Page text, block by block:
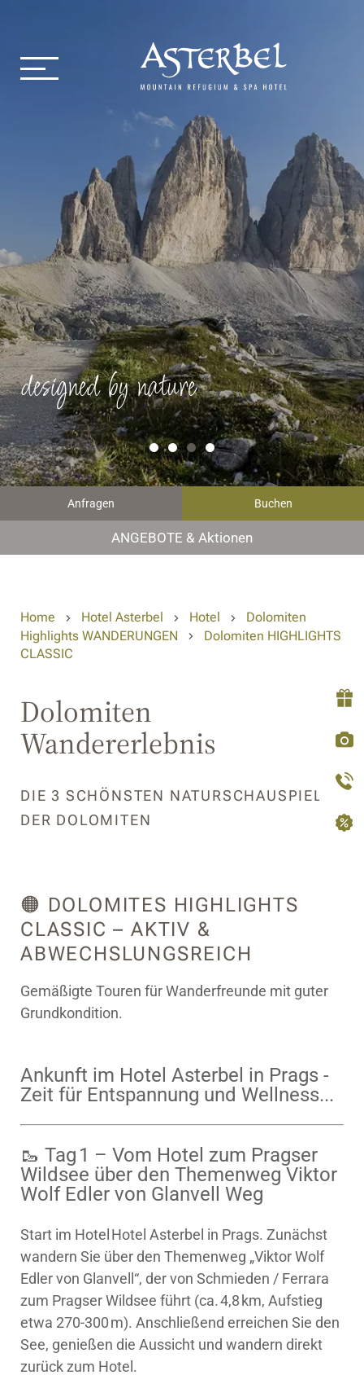
designed by nature
Anfragen Buchen
ANGEBOTE & Aktionen
Home Hotel Asterbel Hotel
Dolomiten
Highlights WANDERUNGEN
Dolomiten HIGHLIGHTS
CLASSIC
Dolomiten
Wandererlebnis
DIE 3 SCHÖNSTEN NATURSCHAUSPIELE
DER DOLOMITEN
🟠 DOLOMITES HIGHLIGHTS
CLASSIC – AKTIV &
ABWECHSLUNGSREICH
Gemäßigte Touren für Wanderfreunde mit guter
Grundkondition.
Ankunft im Hotel Asterbel in Prags -
Zeit für Entspannung und Wellness...
🥾 Tag 1 – Vom Hotel zum Pragser
Wildsee über den Themenweg Viktor
Wolf Edler von Glanvell Weg
Start im Hotel Hotel Asterbel in Prags. Zunächst
wandern Sie über den Themenweg „Viktor Wolf
Edler von Glanvell“, der von Schmieden / Ferrara
zum Pragser Wildsee führt (ca. 4,8 km, Aufstieg
etwa 270‑300 m). Anschließend erreichen Sie den
See, genießen die Aussicht und wandern direkt
zurück zum Hotel.